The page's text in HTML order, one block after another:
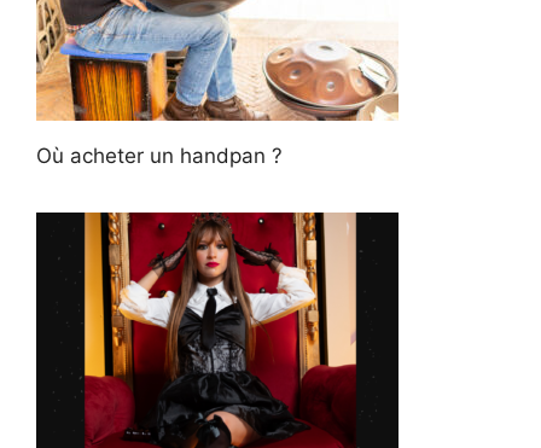
Où acheter un handpan ?